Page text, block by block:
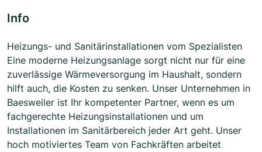
Info
Heizungs- und Sanitärinstallationen vom Spezialisten
Eine moderne Heizungsanlage sorgt nicht nur für eine
zuverlässige Wärmeversorgung im Haushalt, sondern
hilft auch, die Kosten zu senken. Unser Unternehmen in
Baesweiler ist Ihr kompetenter Partner, wenn es um
fachgerechte Heizungsinstallationen und um
Installationen im Sanitärbereich jeder Art geht. Unser
hoch motiviertes Team von Fachkräften arbeitet